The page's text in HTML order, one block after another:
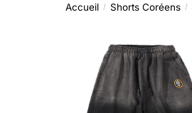
Accueil / Shorts Coréens /